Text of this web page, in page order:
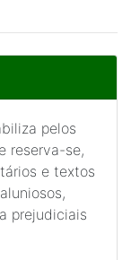
pelos
reserva-se,
e textos
prejudiciais